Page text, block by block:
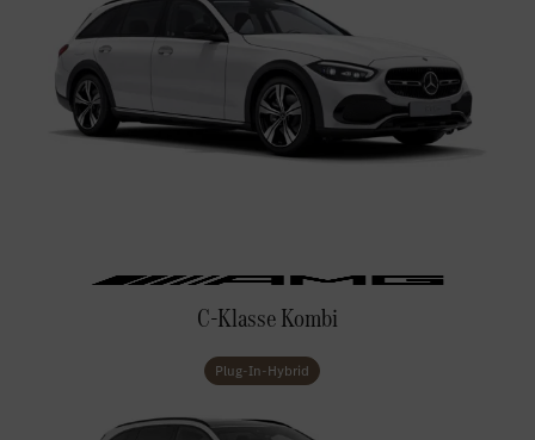
C-Klasse Kombi
Plug-In-Hybrid